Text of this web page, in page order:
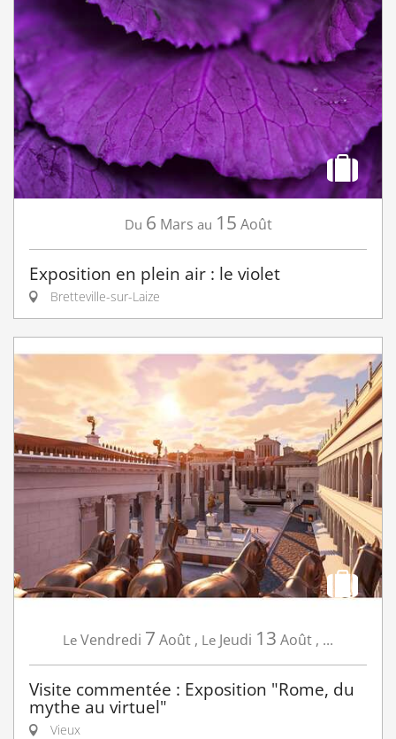
Du 6 Mars au 15 Août
Exposition en plein air : le violet
Bretteville-sur-Laize
Le Vendredi 7 Août , Le Jeudi 13 Août , ...
Visite commentée : Exposition "Rome, du
mythe au virtuel"
Vieux